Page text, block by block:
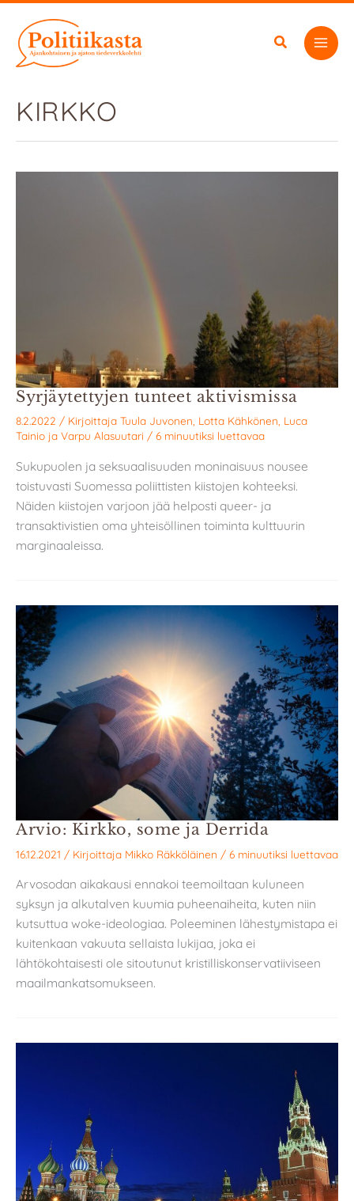
sisältöön
KIRKKO
Syrjäytettyjen tunteet aktivismissa
8.2.2022 / Kirjoittaja Tuula Juvonen Lotta Kähkönen Luca
Tainio ja Varpu Alasuutari / 6 minuutiksi luettavaa
Sukupuolen ja seksuaalisuuden moninaisuus nousee
toistuvasti Suomessa poliittisten kiistojen kohteeksi.
Näiden kiistojen varjoon jää helposti queer- ja
transaktivistien oma yhteisöllinen toiminta kulttuurin
marginaaleissa.
Arvio: Kirkko, some ja Derrida
16.12.2021 / Kirjoittaja Mikko Räkköläinen / 6 minuutiksi luettavaa
Arvosodan aikakausi ennakoi teemoiltaan kuluneen
syksyn ja alkutalven kuumia puheenaiheita, kuten niin
kutsuttua woke-ideologiaa. Poleeminen lähestymistapa ei
kuitenkaan vakuuta sellaista lukijaa, joka ei
lähtökohtaisesti ole sitoutunut kristilliskonservatiiviseen
maailmankatsomukseen.